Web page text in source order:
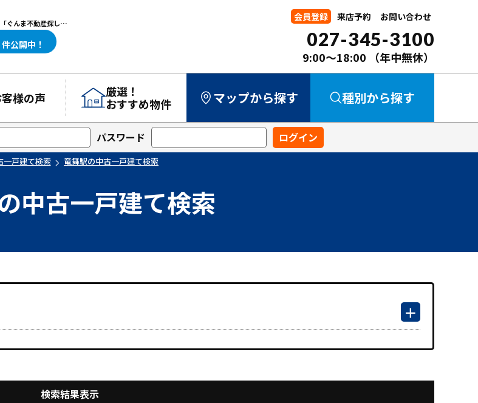
竜舞駅の中古一戸建て検索｜高崎・前橋エリアを中心に群馬県の戸建て・マンションを探すなら「ぐんま不動産探し.com」
し.com
件公開中！
会員登録 来店予約 お問い合わせ
027-345-3100
9:00～18:00 （年中無休）
様の声
厳選！
おすすめ物件
マップから探す 種別から探す
中古一戸建て
新築一戸建て
中古マンション
土地
事業用
パスワード
一戸建て検索 竜舞駅の中古一戸建て検索
中古一戸建て検索
検索結果表示